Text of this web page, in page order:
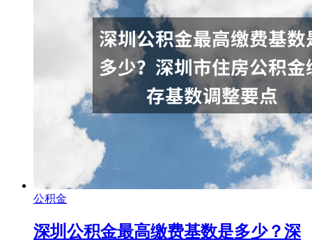
公积金
深圳公积金最高缴费基数是多少？深